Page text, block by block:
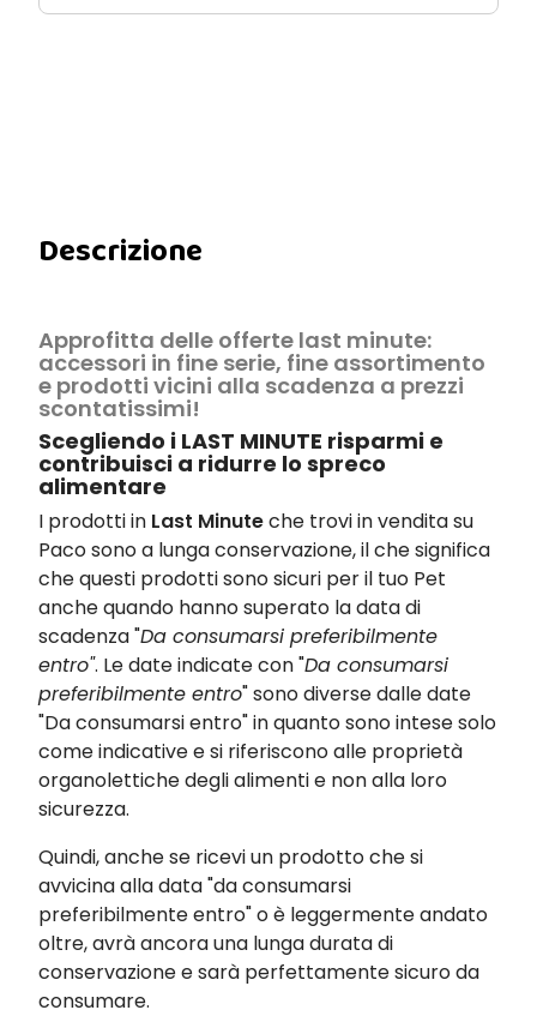
Descrizione
Approfitta delle offerte last minute:
accessori in fine serie, fine assortimento
e prodotti vicini alla scadenza a prezzi
scontatissimi!
Scegliendo i LAST MINUTE risparmi e
contribuisci a ridurre lo spreco
alimentare
I prodotti in Last Minuteche trovi in vendita su
Paco sono a lunga conservazione, il che significa
che questi prodotti sono sicuri per il tuo Pet
anche quando hanno superato la data di
scadenza "Da consumarsi preferibilmente
entro". Le date indicate con "Da consumarsi
preferibilmente entro" sono diverse dalle date
"Da consumarsi entro" in quanto sono intese solo
come indicative e si riferiscono alle proprietà
organolettiche degli alimenti e non alla loro
sicurezza.
Quindi, anche se ricevi un prodotto che si
avvicina alla data "da consumarsi
preferibilmente entro" o è leggermente andato
oltre, avrà ancora una lunga durata di
conservazione e sarà perfettamente sicuro da
consumare.